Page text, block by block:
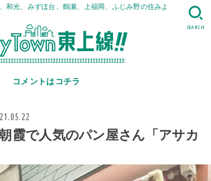
和光、みずほ台、鶴瀬、上福岡、ふじみ野の住みよ
コメントはコチラ
SEARCH
霞で人気のパン屋さん「アサカ